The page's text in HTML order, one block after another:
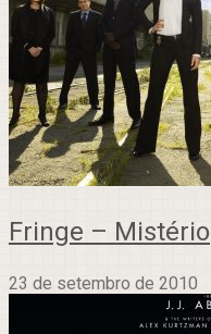
Fringe – Mistério
23 de setembro de 2010